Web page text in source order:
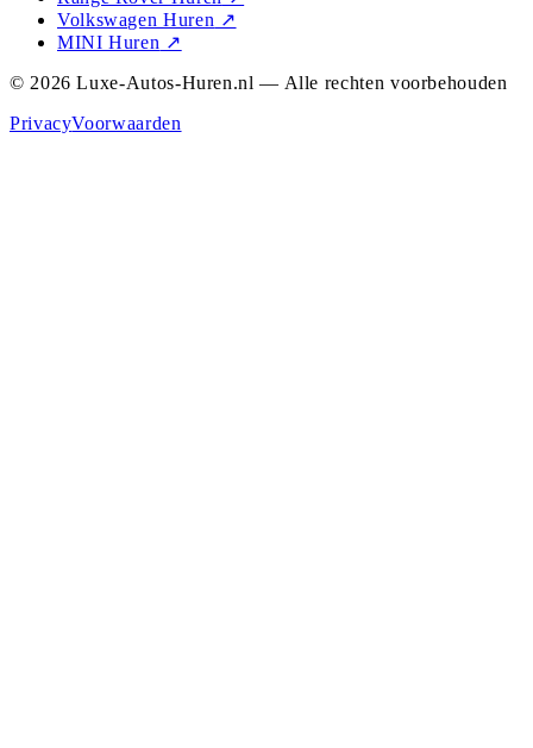
Volkswagen Huren ↗
MINI Huren ↗
© 2026 Luxe-Autos-Huren.nl — Alle rechten voorbehouden
PrivacyVoorwaarden